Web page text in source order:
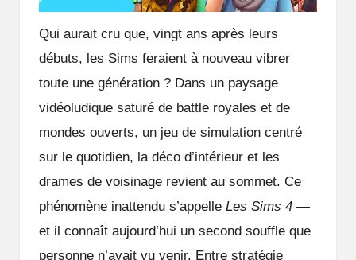
Qui aurait cru que, vingt ans après leurs
débuts, les Sims feraient à nouveau vibrer
toute une génération ? Dans un paysage
vidéoludique saturé de battle royales et de
mondes ouverts, un jeu de simulation centré
sur le quotidien, la déco d’intérieur et les
drames de voisinage revient au sommet. Ce
phénomène inattendu s’appelle Les Sims 4 —
et il connaît aujourd’hui un second souffle que
personne n’avait vu venir. Entre stratégie